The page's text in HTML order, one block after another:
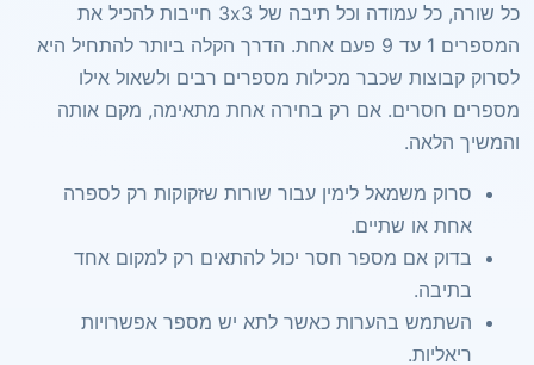
כל שורה, כל עמודה וכל תיבה של 3x3 חייבות להכיל את
המספרים 1 עד 9 פעם אחת. הדרך הקלה ביותר להתחיל היא
לסרוק קבוצות שכבר מכילות מספרים רבים ולשאול אילו
מספרים חסרים. אם רק בחירה אחת מתאימה, מקם אותה
והמשיך הלאה.
סרוק משמאל לימין עבור שורות שזקוקות רק לספרה
אחת או שתיים.
בדוק אם מספר חסר יכול להתאים רק למקום אחד
בתיבה.
השתמש בהערות כאשר לתא יש מספר אפשרויות
ריאליות.